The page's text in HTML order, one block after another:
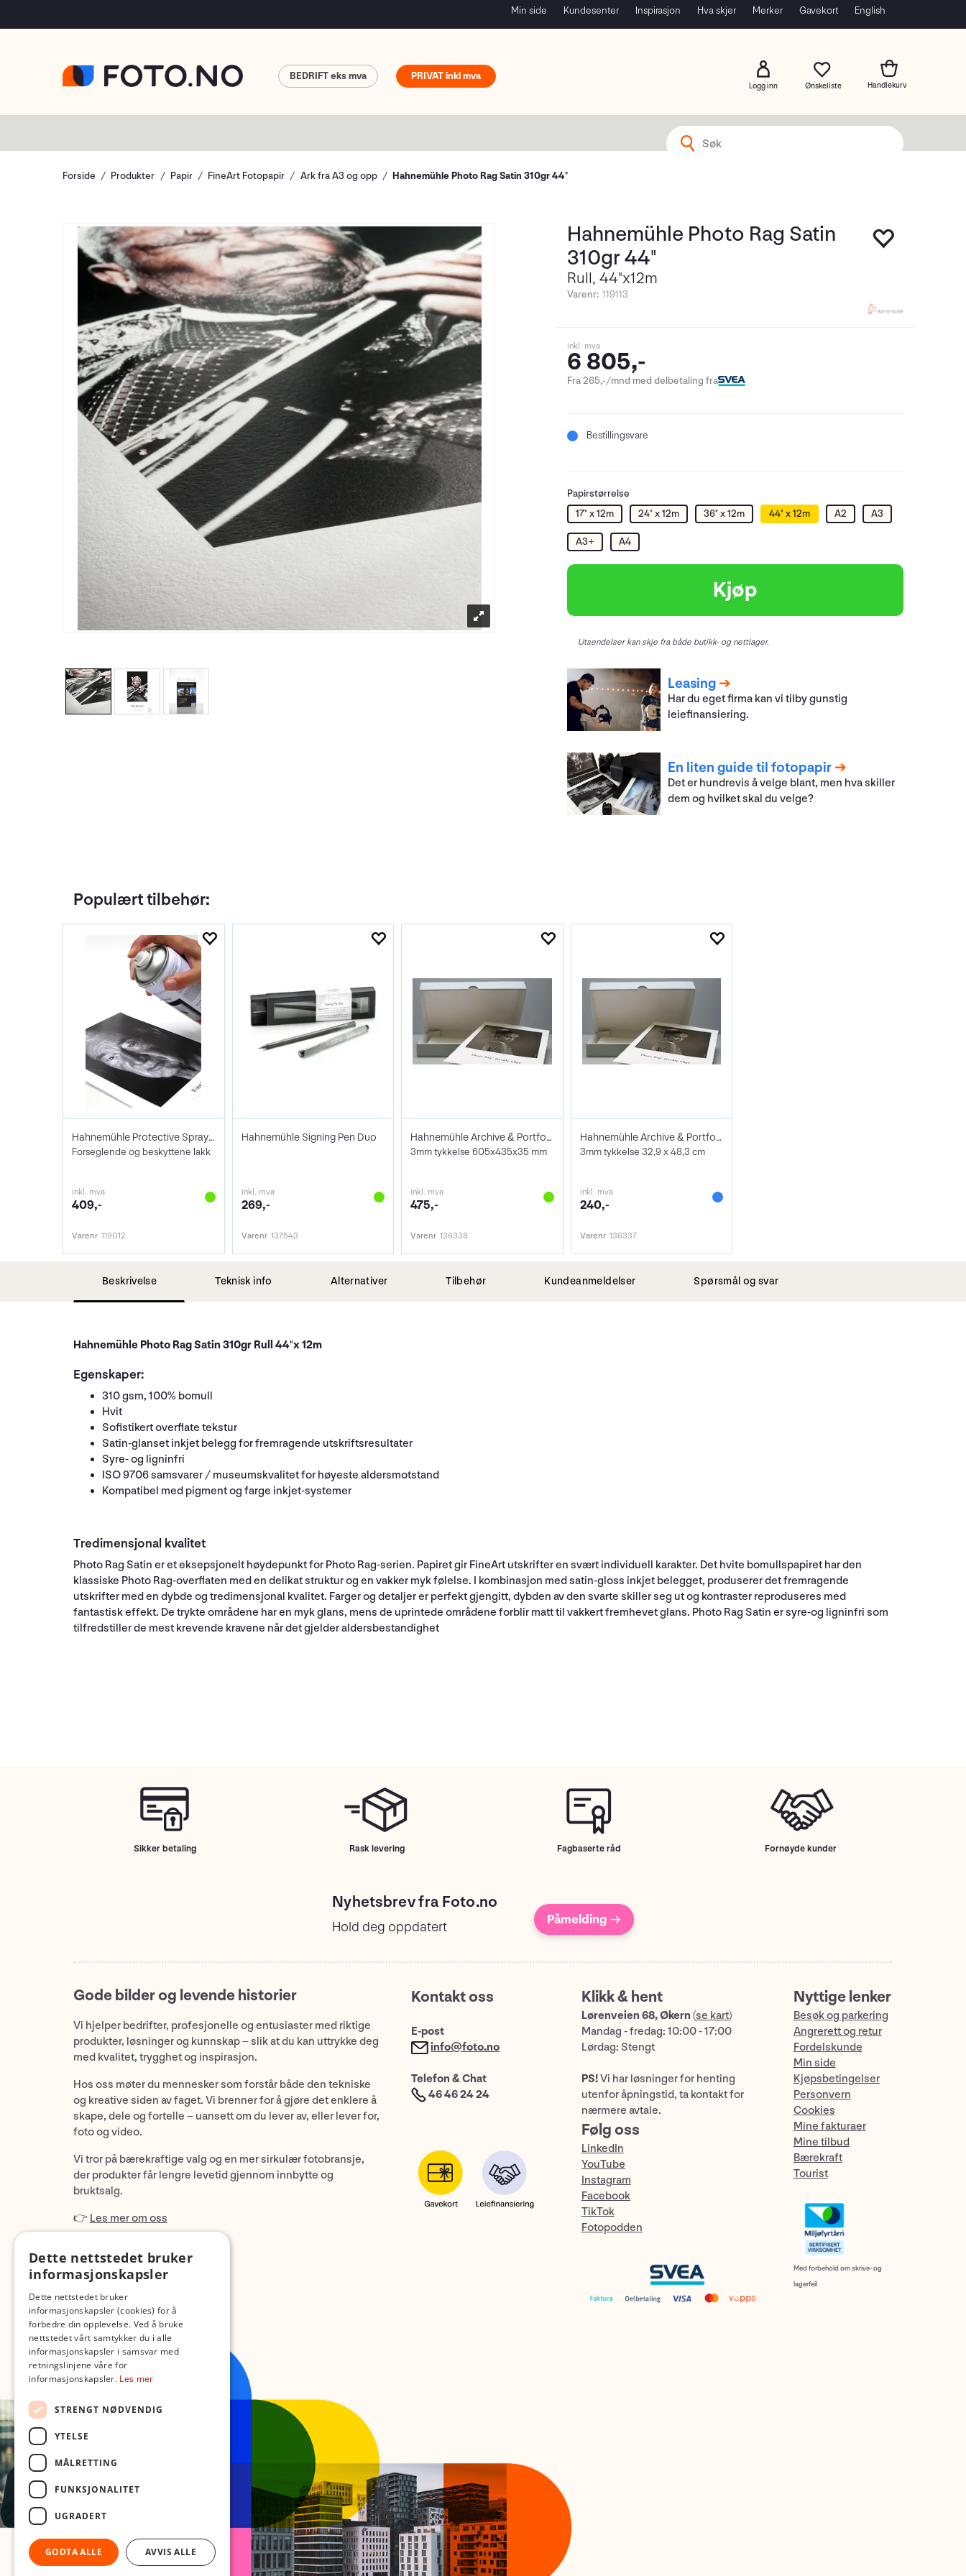
Min side Kundesenter Inspirasjon Hva skjer Merker Gavekort English
Logg inn
PRIVAT
BEDRIFT
Forside Produkter Papir FineArt Fotopapir Ark fra A3 og opp Hahnemühle Photo Rag Satin 310gr 44"
Hahnemühle Photo Rag Satin
310gr 44"
Rull, 44"x12m
Varenr: 119113
inkl. mva
6 805,-
Fra 265,-/mnd med delbetaling fra
Bestillingsvare
Papirstørrelse
17" x 12m
24" x 12m 36" x 12m 44" x 12m A2 A3
A3+ A4
Kjøp
Utsendelser kan skje fra både butikk- og nettlager.
Leasing
Har du eget firma kan vi tilby gunstig
leiefinansiering.
En liten guide til fotopapir
Det er hundrevis å velge blant, men hva skiller
dem og hvilket skal du velge?
Populært tilbehør:
Hahnemühle Protective Spray 400ml
Forseglende og beskyttene lakk
inkl. mva
409,-
Varenr 119012
Hahnemühle Signing Pen Duo
inkl. mva
269,-
Varenr 137543
Hahnemühle Archive & Portfoliobox A2
3mm tykkelse 605x435x35 mm
inkl. mva
475,-
Varenr 136338
Hahnemühle Archive & Portfoliobox A3+
3mm tykkelse 32,9 x 48,3 cm
inkl. mva
240,-
Varenr 136337
Beskrivelse Teknisk info Alternativer Tilbehør Kundeanmeldelser Spørsmål og svar
Hahnemühle Photo Rag Satin 310gr Rull 44"x 12m
Egenskaper:
310 gsm, 100% bomull
Hvit
Sofistikert overflate tekstur
Satin-glanset inkjet belegg for fremragende utskriftsresultater
Syre- og ligninfri
ISO 9706 samsvarer / museumskvalitet for høyeste aldersmotstand
Kompatibel med pigment og farge inkjet-systemer
Tredimensjonal kvalitet
Photo Rag Satin er et eksepsjonelt høydepunkt for Photo Rag-serien. Papiret gir FineArt utskrifter en svært individuell karakter. Det hvite bomullspapiret har den
klassiske Photo Rag-overflaten med en delikat struktur og en vakker myk følelse. I kombinasjon med satin-gloss inkjet belegget, produserer det fremragende
utskrifter med en dybde og tredimensjonal kvalitet. Farger og detaljer er perfekt gjengitt, dybden av den svarte skiller seg ut og kontraster reproduseres med
fantastisk effekt. De trykte områdene har en myk glans, mens de uprintede områdene forblir matt til vakkert fremhevet glans. Photo Rag Satin er syre-og ligninfri som
tilfredstiller de mest krevende kravene når det gjelder aldersbestandighet
Sikker betaling Rask levering Fagbaserte råd Fornøyde kunder
Nyhetsbrev fra Foto.no
Hold deg oppdatert Påmelding →
Gode bilder og levende historier
Vi hjelper bedrifter, profesjonelle og entusiaster med riktige
produkter, løsninger og kunnskap – slik at du kan uttrykke deg
med kvalitet, trygghet og inspirasjon.
Hos oss møter du mennesker som forstår både den tekniske
og kreative siden av faget. Vi brenner for å gjøre det enklere å
skape, dele og fortelle – uansett om du lever av, eller lever for,
foto og video.
Vi tror på bærekraftige valg og en mer sirkulær fotobransje,
der produkter får lengre levetid gjennom innbytte og
bruktsalg.
👉 Les mer om oss
Kontakt oss
E-post
info@foto.no
Telefon & Chat
46 46 24 24
Klikk & hent
Lørenveien 68, Økern (se kart)
Mandag - fredag: 10:00 - 17:00
Lørdag: Stengt
PS!Vi har løsninger for henting
utenfor åpningstid, ta kontakt for
nærmere avtale.
Følg oss
LinkedIn
YouTube
Instagram
Facebook
TikTok
Fotopodden
Nyttige lenker
Besøk og parkering
Angrerett og retur
Fordelskunde
Min side
Kjøpsbetingelser
Personvern
Cookies
Mine fakturaer
Mine tilbud
Bærekraft
Tourist
Med forbehold om skrive- og
lagerfeil
Dette nettstedet bruker
informasjonskapsler
Dette nettstedet bruker
informasjonskapsler (cookies) for å
forbedre din opplevelse. Ved å bruke
nettstedet vårt samtykker du i alle
informasjonskapsler i samsvar med
retningslinjene våre for
informasjonskapsler. Les mer
STRENGT NØDVENDIG
YTELSE
MÅLRETTING
FUNKSJONALITET
UGRADERT
GODTA ALLE AVVIS ALLE